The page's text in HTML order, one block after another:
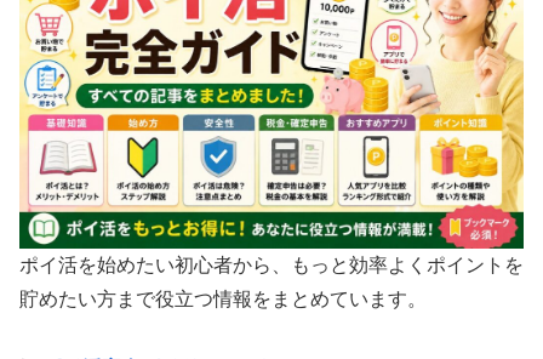
ポイ活を始めたい初心者から、もっと効率よくポイントを
貯めたい方まで役立つ情報をまとめています。